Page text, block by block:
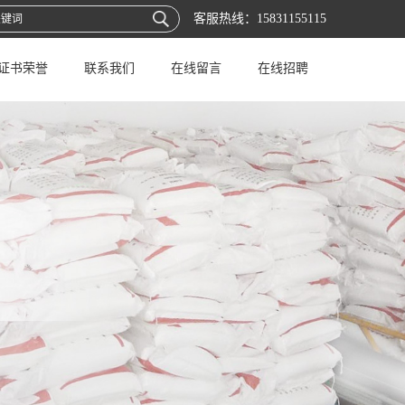
客服热线： 15831155115
书荣誉 联系我们 在线留言 在线招聘